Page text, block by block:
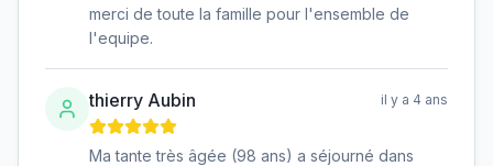
merci de toute la famille pour l'ensemble de
l'equipe.
thierry Aubin il y a 4 ans
Ma tante très âgée (98 ans) a séjourné dans